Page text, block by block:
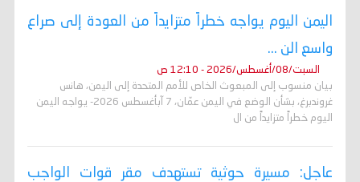
اليمن اليوم يواجه خطراً متزايداً من العودة إلى صراع
واسع الن ...
السبت/08/أغسطس/2026 - 12:10 ص
بيان منسوب إلى المبعوث الخاص للأمم المتحدة إلى اليمن، هانس
غروندبرغ، بشأن الوضع في اليمن عمّان، 7 آبأغسطس 2026- يواجه اليمن
اليوم خطراً متزايداً من ال
عاجل: مسيرة حوثية تستهدف مقر قوات الواجب